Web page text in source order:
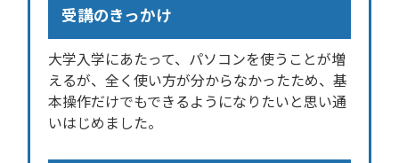
受講のきっかけ
大学入学にあたって、パソコンを使うことが増
えるが、全く使い方が分からなかったため、基
本操作だけでもできるようになりたいと思い通
いはじめました。